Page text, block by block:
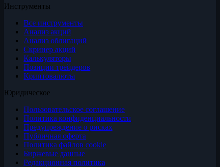
Инструменты
Все инструменты
Анализ акций
Анализ облигаций
Скринер акций
Калькуляторы
Позиции трейдеров
Криптовалюты
Юридическое
Пользовательское соглашение
Политика конфиденциальности
Предупреждение о рисках
Публичная оферта
Политика файлов cookie
Биржевые данные
Редакционная политика